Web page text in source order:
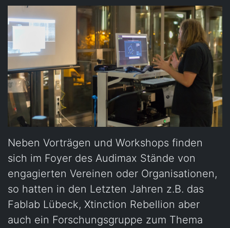
Neben Vorträgen und Workshops finden
sich im Foyer des Audimax Stände von
engagierten Vereinen oder Organisationen,
so hatten in den Letzten Jahren z.B. das
Fablab Lübeck, Xtinction Rebellion aber
auch ein Forschungsgruppe zum Thema